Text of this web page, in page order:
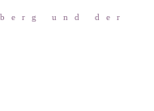
und der